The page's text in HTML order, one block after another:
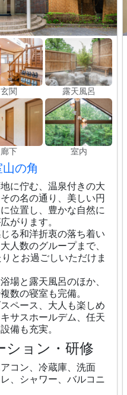
玄関 露天風呂
廊下 室内
の角
に佇む、温泉付きの大
の名の通り、美しい円
位置し、豊かな自然に
がります。
る和洋折衷の落ち着い
人数のグループまで、
とお過ごしいただけま
場と露天風呂のほか、
数の寝室も完備。
ペース、大人も楽しめ
サスホールデム、任天
備も充実。
ション・研修
コン、冷蔵庫、洗面
、シャワー、バルコニ